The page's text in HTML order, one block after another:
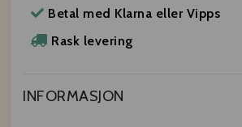
Betal med Klarna eller Vipps
Rask levering
INFORMASJON